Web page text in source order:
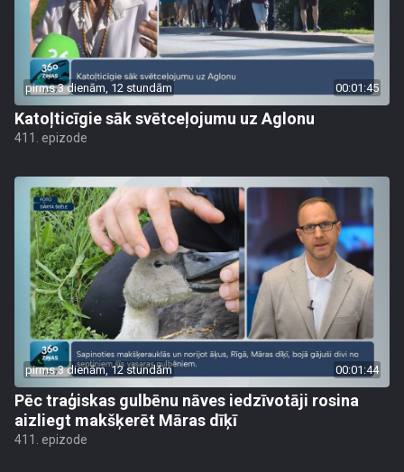
pirms 3 dienām, 12 stundām 00:01:45
Katoļticīgie sāk svētceļojumu uz Aglonu
411. epizode
pirms 3 dienām, 12 stundām 00:01:44
Pēc traģiskas gulbēnu nāves iedzīvotāji rosina
aizliegt makšķerēt Māras dīķī
411. epizode